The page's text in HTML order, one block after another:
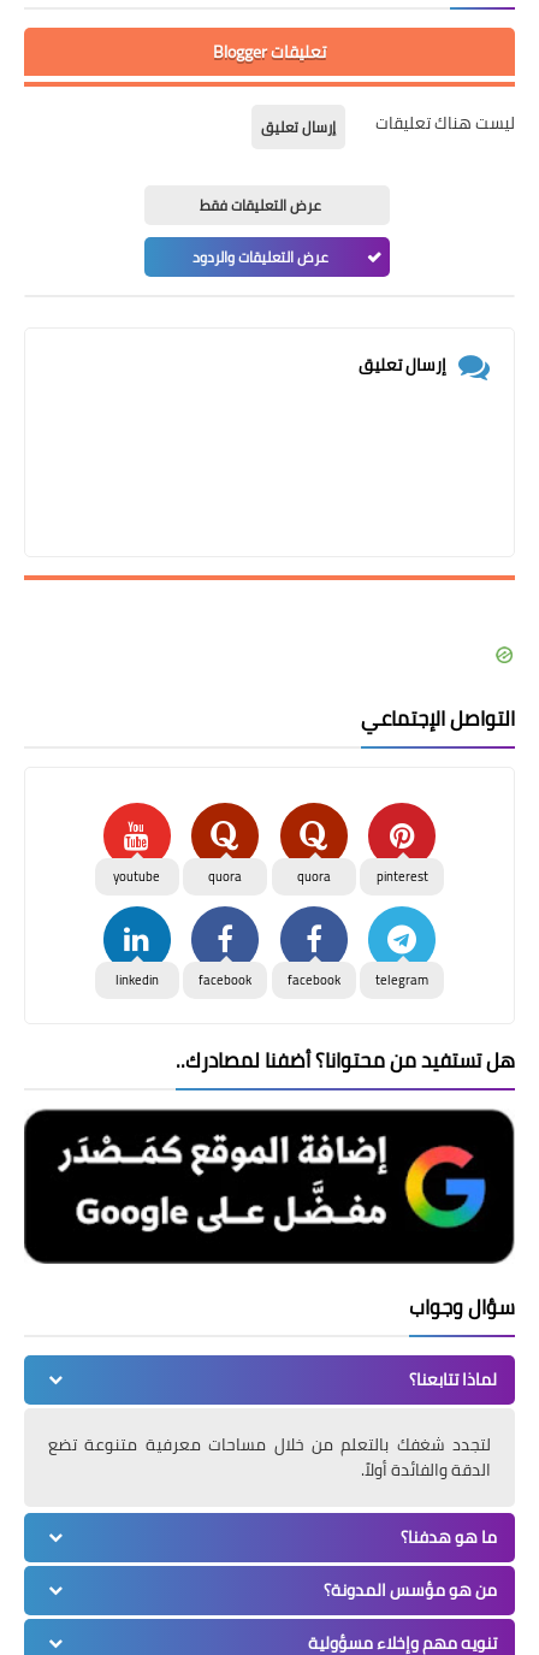
تعليقات Blogger
ليست هناك تعليقات إرسال تعليق
عرض التعليقات فقط
عرض التعليقات والردود
إرسال تعليق
التواصل الإجتماعي
pinterest
quora
quora
youtube
telegram
facebook
facebook
linkedin
هل تستفيد من محتوانا؟ أضفنا لمصادرك..
سؤال وجواب
لماذا تتابعنا؟
لتجدد شغفك بالتعلم من خلال مساحات معرفية متنوعة تضع
الدقة والفائدة أولاً.
ما هو هدفنا؟
من هو مؤسس المدونة؟
تنويه مهم وإخلاء مسؤولية